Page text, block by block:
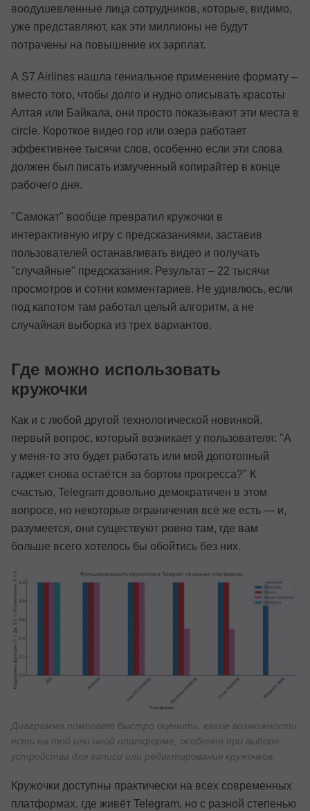
воодушевленные лица сотрудников, которые, видимо,
уже представляют, как эти миллионы не будут
потрачены на повышение их зарплат.
А S7 Airlines нашла гениальное применение формату –
вместо того, чтобы долго и нудно описывать красоты
Алтая или Байкала, они просто показывают эти места в
circle. Короткое видео гор или озера работает
эффективнее тысячи слов, особенно если эти слова
должен был писать измученный копирайтер в конце
рабочего дня.
"Самокат" вообще превратил кружочки в
интерактивную игру с предсказаниями, заставив
пользователей останавливать видео и получать
"случайные" предсказания. Результат – 22 тысячи
просмотров и сотни комментариев. Не удивлюсь, если
под капотом там работал целый алгоритм, а не
случайная выборка из трех вариантов.
Где можно использовать
кружочки
Как и с любой другой технологической новинкой,
первый вопрос, который возникает у пользователя: "А
у меня-то это будет работать или мой допотопный
гаджет снова остаётся за бортом прогресса?" К
счастью, Telegram довольно демократичен в этом
вопросе, но некоторые ограничения всё же есть — и,
разумеется, они существуют ровно там, где вам
больше всего хотелось бы обойтись без них.
Диаграмма помогает быстро оценить, какие возможности
есть на той или иной платформе, особенно при выборе
устройства для записи или редактирования кружочков.
Кружочки доступны практически на всех современных
платформах, где живёт Telegram, но с разной степенью